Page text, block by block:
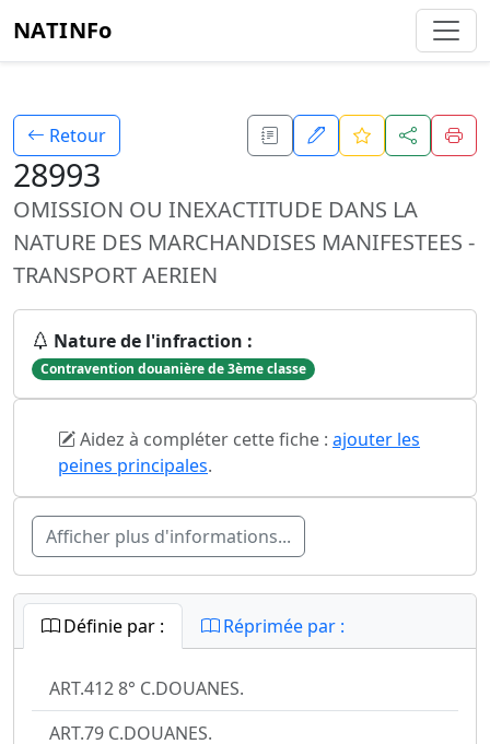
NATINFo
Retour
28993
OMISSION OU INEXACTITUDE DANS LA
NATURE DES MARCHANDISES MANIFESTEES -
TRANSPORT AERIEN
Nature de l'infraction :
Contravention douanière de 3ème classe
Aidez à compléter cette fiche : ajouter les
peines principales.
Afficher plus d'informations...
Définie par : Réprimée par :
ART.412 8° C.DOUANES.
ART.79 C.DOUANES.